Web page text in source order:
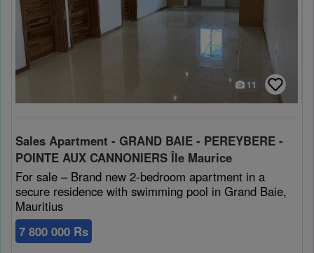
11
Sales Apartment - GRAND BAIE - PEREYBERE -
POINTE AUX CANNONIERS Île Maurice
For sale – Brand new 2-bedroom apartment in a
secure residence with swimming pool in Grand Baie,
Mauritius
7 800 000 Rs